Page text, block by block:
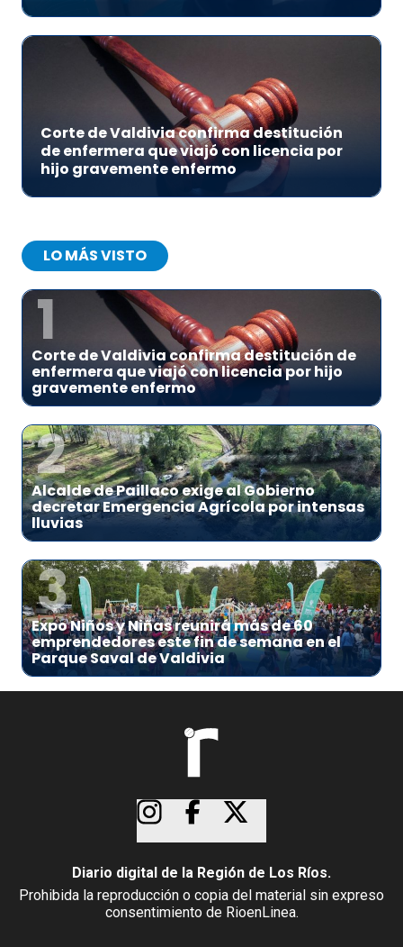
Corte de Valdivia confirma destitución
de enfermera que viajó con licencia por
hijo gravemente enfermo
LO MÁS VISTO
1
Corte de Valdivia confirma destitución de
enfermera que viajó con licencia por hijo
gravemente enfermo
2
Alcalde de Paillaco exige al Gobierno
decretar Emergencia Agrícola por intensas
lluvias
3
Expo Niños y Niñas reunirá más de 60
emprendedores este fin de semana en el
Parque Saval de Valdivia
Diario digital de la Región de Los Ríos.
Prohibida la reproducción o copia del material sin expreso
consentimiento de RioenLinea.